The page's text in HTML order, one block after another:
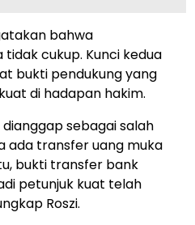
bahwa
cukup. Kunci kedua
bukti pendukung yang
di hadapan hakim.
sebagai salah
ada transfer uang muka
bukti transfer bank
petunjuk kuat telah
Roszi.